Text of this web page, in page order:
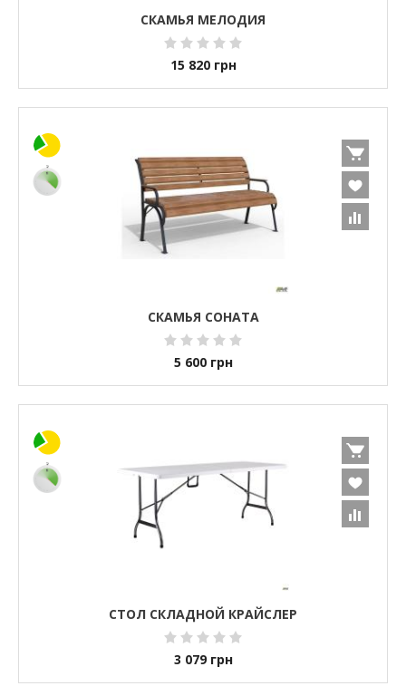
СКАМЬЯ МЕЛОДИЯ
15 820 грн
СКАМЬЯ СОНАТА
5 600 грн
СТОЛ СКЛАДНОЙ КРАЙСЛЕР
3 079 грн